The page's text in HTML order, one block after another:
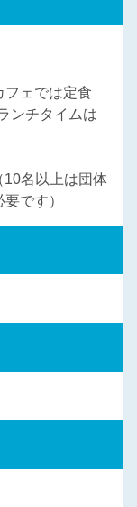
フェでは定食
ンチタイムは
名以上は団体
です）